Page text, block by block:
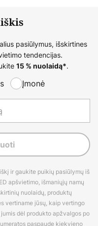
pasiūlymus, išskirtines
tendencijas.
15 % nuolaidą*.
Įmonė
ir gaukite puikių pasiūlymų iš
apšvietimo, išmaniųjų namų
nuolaidų, produktų
vertiname jūsų, kaip vertingo
dėl produkto apžvalgos po
paspaudę kiekvieno